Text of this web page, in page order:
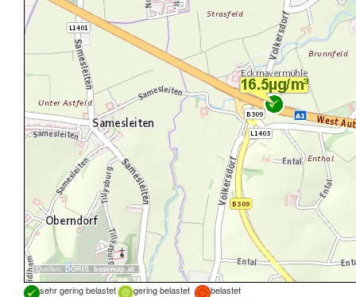
Quellen: DORIS, basemap.at
sehr gering belastet gering belastet
belastet